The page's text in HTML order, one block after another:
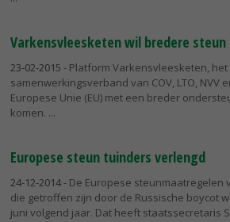
Varkensvleesketen wil bredere steun
23-02-2015 - Platform Varkensvleesketen, het
samenwerkingsverband van COV, LTO, NVV
Europese Unie (EU) met een breder
komen.
Europese steun tuinders verlengd
24-12-2014- De Europese steunmaatregelen
die getroffen zijn door de Russische boycot
juni volgend jaar. Dat heeft staatssecretaris